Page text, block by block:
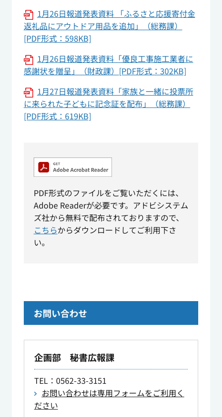
1月26日報道発表資料 「ふるさと応援寄付金
返礼品にアウトドア用品を追加」（総務課）
[PDF形式：598KB]
1月26日報道発表資料「優良工事施工業者に
感謝状を贈呈」（財政課）[PDF形式：302KB]
1月27日報道発表資料「家族と一緒に投票所
に来られた子どもに記念証を配布」（総務課）
[PDF形式：619KB]
PDF形式のファイルをご覧いただくには、
Adobe Readerが必要です。アドビシステム
ズ社から無料で配布されておりますので、
こちらからダウンロードしてご利用下さ
い。
お問い合わせ
企画部 秘書広報課
TEL：0562-33-3151
お問い合わせは専用フォームをご利用く
ださい